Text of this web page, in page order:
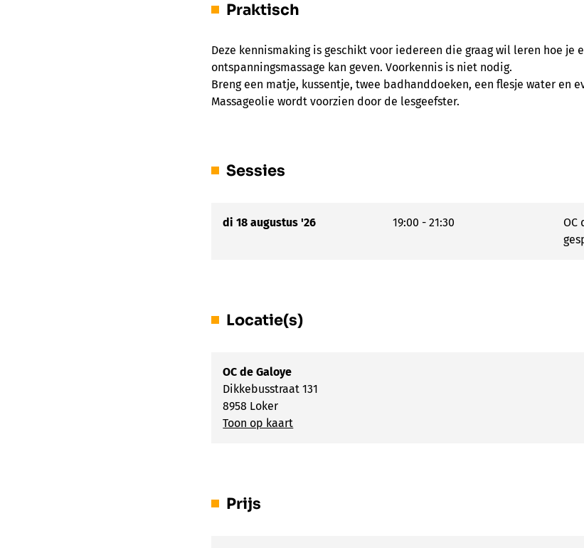
Praktisch
Deze kennismaking is geschikt voor iedereen die graag wil leren hoe je
ontspanningsmassage kan geven. Voorkennis is niet nodig.
Breng een matje, kussentje, twee badhanddoeken, een flesje water en
Massageolie wordt voorzien door de lesgeefster.
Sessies
di 18 augustus '26 19:00 - 21:30
OC
Locatie(s)
OC de Galoye
Dikkebusstraat 131
8958 Loker
Toon op kaart
Prijs